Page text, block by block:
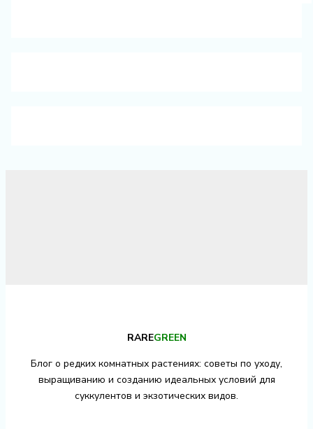
RAREGREEN
Блог о редких комнатных растениях: советы по уходу,
выращиванию и созданию идеальных условий для
суккулентов и экзотических видов.